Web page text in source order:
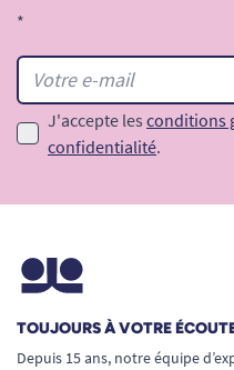
*
J'accepte les conditions
confidentialité.
TOUJOURS À VOTRE
Depuis 15 ans, notre équipe